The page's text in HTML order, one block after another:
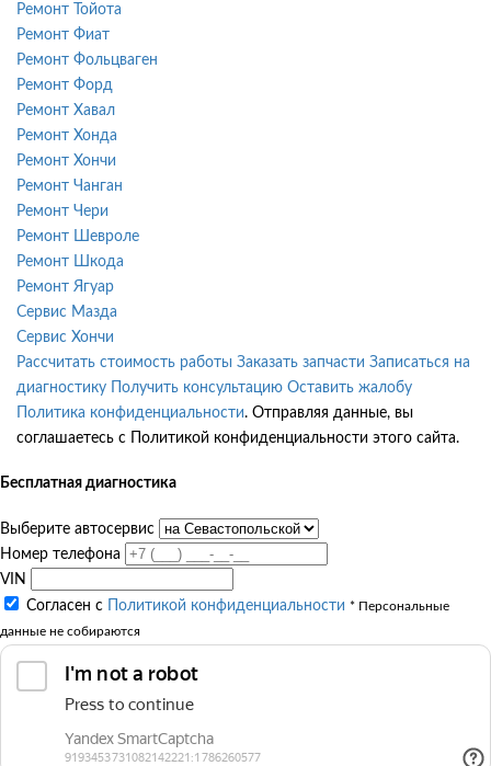
Ремонт Тойота
Ремонт Фиат
Ремонт Фольцваген
Ремонт Форд
Ремонт Хавал
Ремонт Хонда
Ремонт Хончи
Ремонт Чанган
Ремонт Чери
Ремонт Шевроле
Ремонт Шкода
Ремонт Ягуар
Сервис Мазда
Сервис Хончи
Рассчитать стоимость работы Заказать запчасти Записаться на
диагностику
Получить консультацию Оставить жалобу
Политика конфиденциальности. Отправляя данные, вы
соглашаетесь с Политикой конфиденциальности этого сайта.
Бесплатная диагностика
Выберите автосервис
Номер телефона
VIN
Согласен с
Политикой конфиденциальности * Персональные
данные не собираются